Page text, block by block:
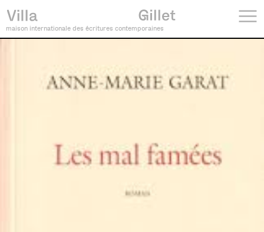
maison internationale des écritures contemporaines